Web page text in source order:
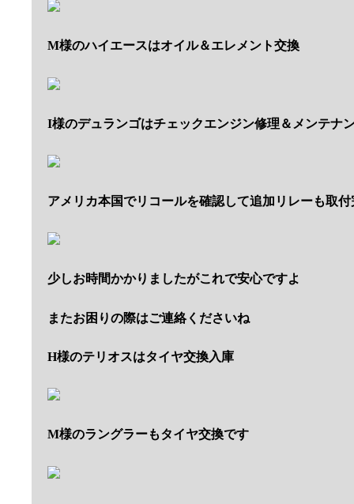
M様のハイエースはオイル＆エレメント交換
I様のデュランゴはチェックエンジン修理＆メンテナ
アメリカ本国でリコールを確認して追加リレーも取付
少しお時間かかりましたがこれで安心ですよ
またお困りの際はご連絡くださいね
H様のテリオスはタイヤ交換入庫
M様のラングラーもタイヤ交換です